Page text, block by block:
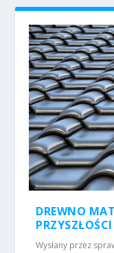
DREWNO
PRZYSZŁOŚCI
Wysłany przez